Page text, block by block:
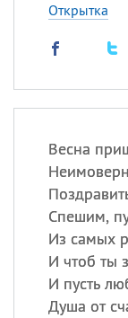
Открытка
Весна
Спешим,
Из самых
И чтоб ты
И пусть
Душа от